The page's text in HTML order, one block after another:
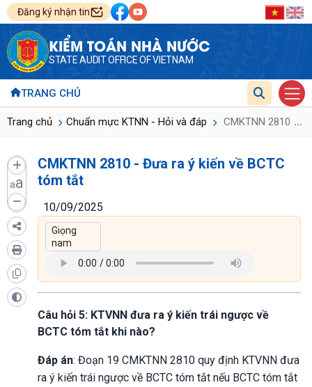
Đăng ký nhận tin
KIỂM TOÁN NHÀ NƯỚC
STATE AUDIT OFFICE OF VIETNAM
TRANG CHỦ
Trang chủ Chuẩn mực KTNN - Hỏi và đáp CMKTNN 2810 -...
aa
CMKTNN 2810 - Đưa ra ý kiến về BCTC
tóm tắt
10/09/2025
Câu hỏi 5: KTVNN đưa ra ý kiến trái ngược về
BCTC tóm tắt khi nào?
Đáp án: Đoạn 19 CMKTNN 2810 quy định KTVNN đưa
ra ý kiến trái ngược về BCTC tóm tắt nếu BCTC tóm tắt